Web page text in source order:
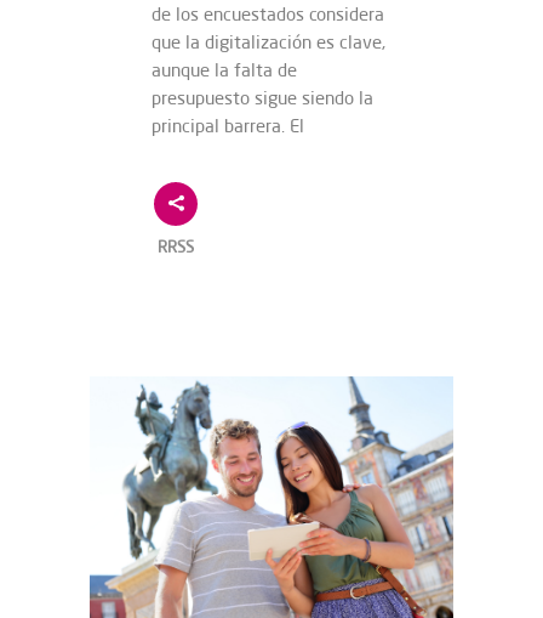
de los encuestados considera
que la digitalización es clave,
aunque la falta de
presupuesto sigue siendo la
principal barrera. El
RRSS